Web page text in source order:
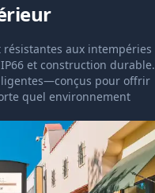
aux intempéries
et construction durable.
pour offrir
quel environnement